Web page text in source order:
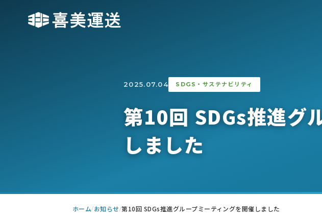
2025.07.04 SDGS・サステナビリティ
第10回 SDGs推進グ
しました
ホーム お知らせ 第10回 SDGs推進グループミーティングを開催しました